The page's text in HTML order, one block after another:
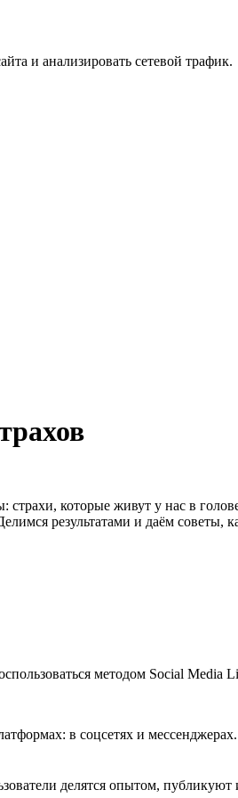
и анализировать сетевой трафик.
которые живут у нас в
результатами и даём советы,
методом Social Media
в соцсетях и
делятся опытом,